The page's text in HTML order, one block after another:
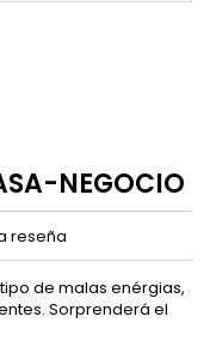
NEGOCIO
reseña
de malas enérgias,
Sorprenderá el